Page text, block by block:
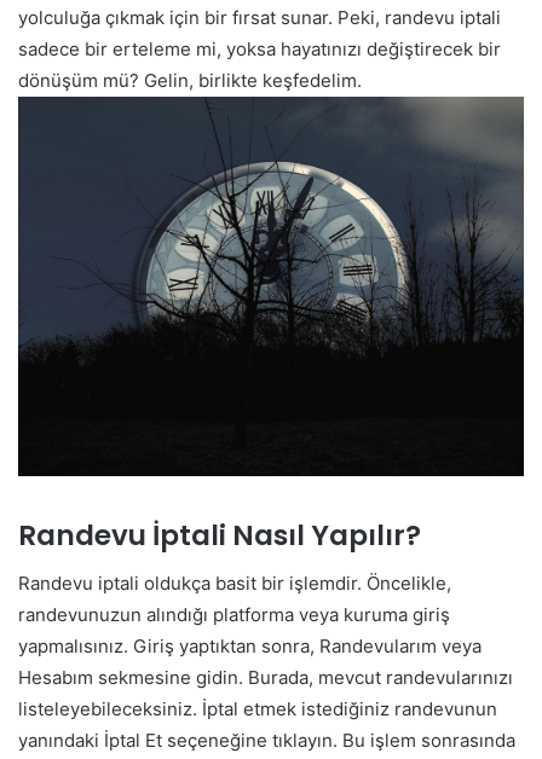
yolculuğa çıkmak için bir fırsat sunar. Peki, randevu iptali
sadece bir erteleme mi, yoksa hayatınızı değiştirecek bir
dönüşüm mü? Gelin, birlikte keşfedelim.
Randevu İptali Nasıl Yapılır?
Randevu iptali oldukça basit bir işlemdir. Öncelikle,
randevunuzun alındığı platforma veya kuruma giriş
yapmalısınız. Giriş yaptıktan sonra, Randevularım veya
Hesabım sekmesine gidin. Burada, mevcut randevularınızı
listeleyebileceksiniz. İptal etmek istediğiniz randevunun
yanındaki İptal Et seçeneğine tıklayın. Bu işlem sonrasında